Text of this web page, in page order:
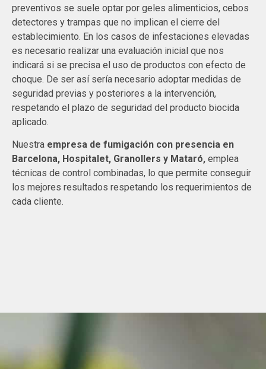
preventivos se suele optar por geles alimenticios, cebos
detectores y trampas que no implican el cierre del
establecimiento. En los casos de infestaciones elevadas
es necesario realizar una evaluación inicial que nos
indicará si se precisa el uso de productos con efecto de
choque. De ser así sería necesario adoptar medidas de
seguridad previas y posteriores a la intervención,
respetando el plazo de seguridad del producto biocida
aplicado.
Nuestra empresa de fumigación con presencia en
Barcelona, Hospitalet, Granollers y Mataró, emplea
técnicas de control combinadas, lo que permite conseguir
los mejores resultados respetando los requerimientos de
cada cliente.